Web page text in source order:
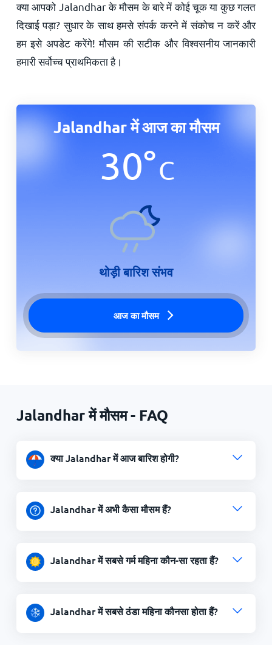
क्या आपको Jalandhar के मौसम के बारे में कोई चूक या कुछ गलत
दिखाई पड़ा? सुधार के साथ हमसे संपर्क करने में संकोच न करें और
हम इसे अपडेट करेंगे! मौसम की सटीक और विश्वसनीय जानकारी
हमारी सर्वोच्च प्राथमिकता है।
Jalandhar में आज का मौसम
30°C
थोड़ी बारिश संभव
आज का मौसम
Jalandhar में मौसम - FAQ
क्या Jalandhar में आज बारिश होगी?
Jalandhar में अभी कैसा मौसम हैं?
Jalandhar में सबसे गर्म महिना कौन-सा रहता हैं?
Jalandhar में सबसे ठंडा महिना कौनसा होता हैं?